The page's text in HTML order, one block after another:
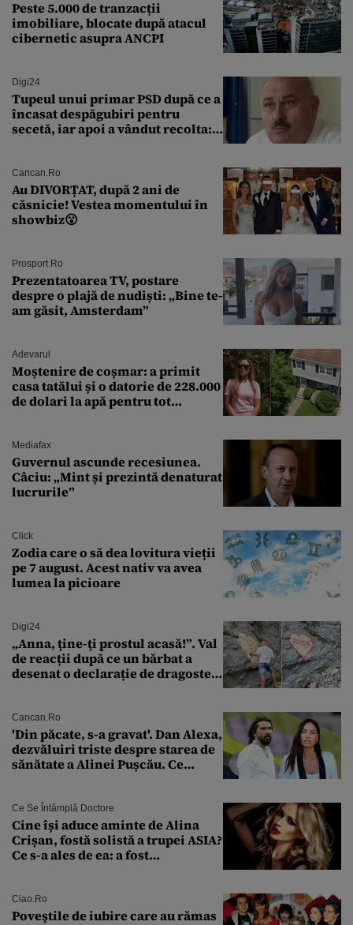
Peste 5.000 de tranzacții
imobiliare, blocate după atacul
cibernetic asupra ANCPI
Digi24
Tupeul unui primar PSD după ce a
încasat despăgubiri pentru
secetă, iar apoi a vândut recolta:
Cancan.ro
Au DIVORȚAT, după 2 ani de
căsnicie! Vestea momentului în
showbiz😮
Prosport.ro
Prezentatoarea TV, postare
despre o plajă de nudiști: „Bine te-
am găsit, Amsterdam”
Adevarul
Moștenire de coșmar: a primit
casa tatălui și o datorie de 228.000
de dolari la apă pentru tot
Mediafax
Guvernul ascunde recesiunea.
Câciu: „Mint și prezintă denaturat
lucrurile”
Click
Zodia care o să dea lovitura vieții
pe 7 august. Acest nativ va avea
lumea la picioare
Digi24
„Anna, ţine-ţi prostul acasă!”. Val
de reacții după ce un bărbat a
desenat o declarație de dragoste
Cancan.ro
'Din păcate, s-a gravat'. Dan Alexa,
dezvăluiri triste despre starea de
sănătate a Alinei Pușcău. Ce
Ce Se Întâmplă Doctore
Cine își aduce aminte de Alina
Crișan, fostă solistă a trupei ASIA?
Ce s-a ales de ea: a fost
Ciao.ro
Poveştile de iubire care au rămas